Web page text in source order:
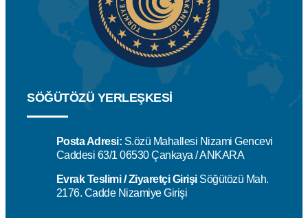
SÖĞÜTÖZÜ YERLEŞKESİ
Posta Adresi: S.özü Mahallesi Nizami Gencevi
Caddesi 63/1 06530 Çankaya / ANKARA
Evrak Teslimi / Ziyaretçi GirişiSöğütözü Mah.
2176. Cadde Nizamiye Girişi